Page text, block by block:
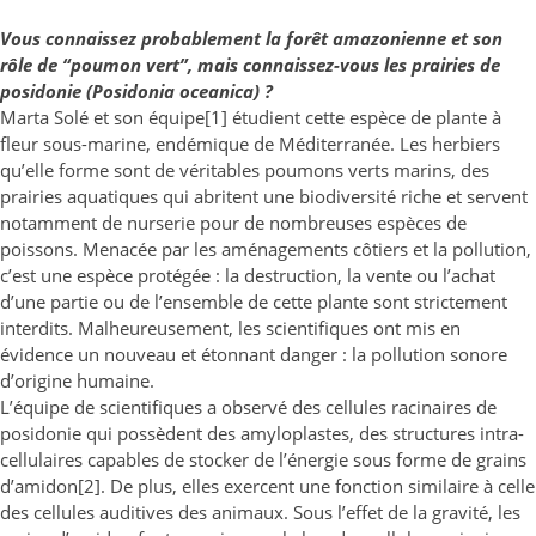
Vous connaissez probablement la forêt amazonienne et son
rôle de “poumon vert”, mais connaissez-vous les prairies de
posidonie (Posidonia oceanica) ?
Marta Solé et son équipe[1] étudient cette espèce de plante à
fleur sous-marine, endémique de Méditerranée. Les herbiers
qu’elle forme sont de véritables poumons verts marins, des
prairies aquatiques qui abritent une biodiversité riche et servent
notamment de nurserie pour de nombreuses espèces de
poissons. Menacée par les aménagements côtiers et la pollution,
c’est une espèce protégée : la destruction, la vente ou l’achat
d’une partie ou de l’ensemble de cette plante sont strictement
interdits. Malheureusement, les scientifiques ont mis en
évidence un nouveau et étonnant danger : la pollution sonore
d’origine humaine.
L’équipe de scientifiques a observé des cellules racinaires de
posidonie qui possèdent des amyloplastes, des structures intra-
cellulaires capables de stocker de l’énergie sous forme de grains
d’amidon[2]. De plus, elles exercent une fonction similaire à celle
des cellules auditives des animaux. Sous l’effet de la gravité, les